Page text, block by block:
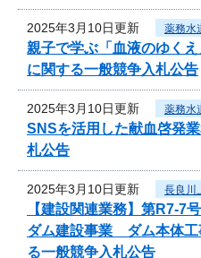
2025年3月10日更新 薬務水
親子で学ぶ「血液のゆく
に関する一般競争入札公告
2025年3月10日更新 薬務水
SNSを活用した献血啓発
札公告
2025年3月10日更新 長良川
【建設関連業務】第R7-7
ダム建設事業 ダム本体工
る一般競争入札公告